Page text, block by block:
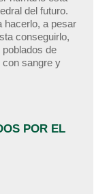
del futuro.
hacerlo, a pesar
conseguirlo,
de
con sangre y
POR EL